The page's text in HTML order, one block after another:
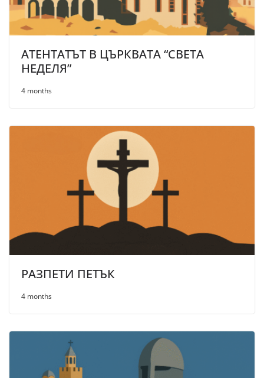
АТЕНТАТЪТ В ЦЪРКВАТА “СВЕТА
НЕДЕЛЯ”
4 months
РАЗПЕТИ ПЕТЪК
4 months